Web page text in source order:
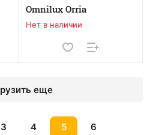
Omnilux Orria
Нет в наличии
еще
3 4 5 6